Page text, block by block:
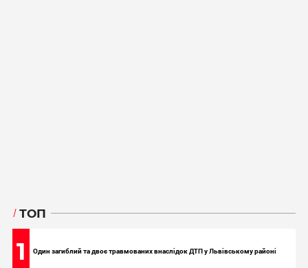
ТОП
1 Один загиблий та двоє травмованих внаслідок ДТП у Львівському районі